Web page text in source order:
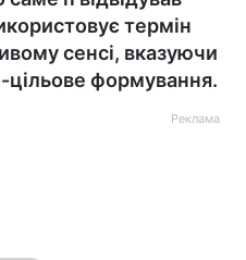
термін
сенсі, вказуючи
цільове формування.
Реклама